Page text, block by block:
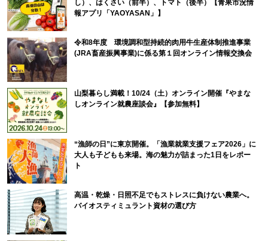
し）、はくさい（前半）、トマト（後半）【青果市況情
報アプリ「YAOYASAN」】
令和8年度 環境調和型持続的肉用牛生産体制推進事業
(JRA畜産振興事業)に係る第１回オンライン情報交換会
山梨暮らし満載！10/24（土）オンライン開催『やまな
しオンライン就農座談会』【参加無料】
“漁師の日”に東京開催。「漁業就業支援フェア2026」に
大人も子どもも来場。海の魅力が詰まった1日をレポー
ト
高温・乾燥・日照不足でもストレスに負けない農業へ。
バイオスティミュラント資材の選び方